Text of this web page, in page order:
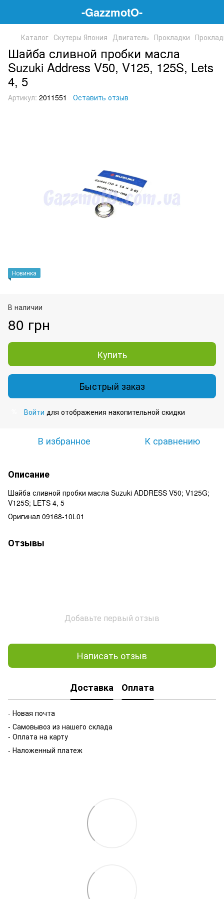
-GazzmotO-
Каталог Скутеры Япония Двигатель Прокладки
Шайба сливной пробки масла
Suzuki Address V50, V125, 125S, Lets
4, 5
Артикул: 2011551 Оставить отзыв
Новинка
В наличии
80 грн
Купить
Быстрый заказ
Войти для отображения накопительной скидки
В избранное К сравнению
Описание
Шайба сливной пробки масла Suzuki ADDRESS V50; V125G;
V125S; LETS 4, 5
Оригинал 09168-10L01
Отзывы
Добавьте первый отзыв
Написать отзыв
Доставка Оплата
- Новая почта
- Самовывоз из нашего склада
- Оплата на карту
- Наложенный платеж